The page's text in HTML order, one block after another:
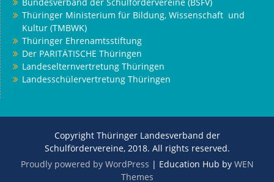
Thüringer Ministerium für Bildung, Wissenschaft und
Kultur (TMBWK)
Thüringer Ehrenamtsstiftung
Der PARITÄTISCHE Thüringen
Landeselternvertretung Thüringen
Landesschülervertretung Thüringen
Copyright Thüringer Landesverband der
Schulfördervereine, 2018. All rights reserved.
Proudly powered by WordPress | Education Hub by WEN
Themes